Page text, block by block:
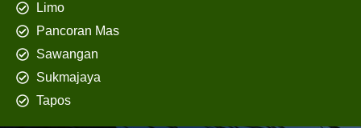
Limo
Pancoran Mas
Sawangan
Sukmajaya
Tapos